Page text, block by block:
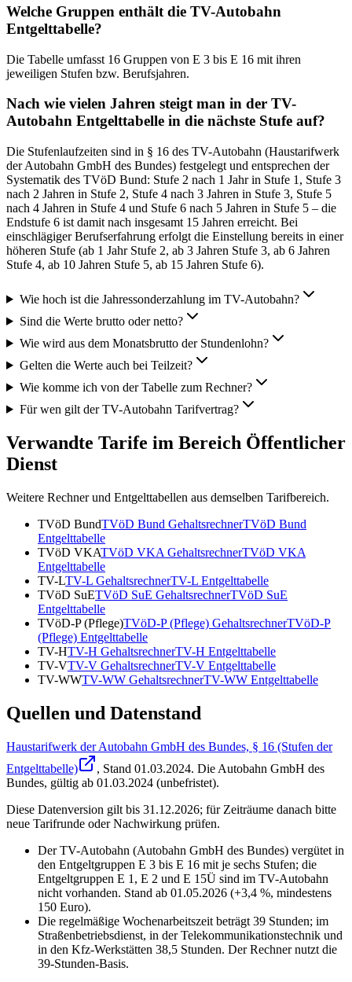
Welche Gruppen enthält die TV-Autobahn
Entgelttabelle?
Die Tabelle umfasst 16 Gruppen von E 3 bis E 16 mit ihren
jeweiligen Stufen bzw. Berufsjahren.
Nach wie vielen Jahren steigt man in der TV-
Autobahn Entgelttabelle in die nächste Stufe auf?
Die Stufenlaufzeiten sind in § 16 des TV-Autobahn (Haustarifwerk
der Autobahn GmbH des Bundes) festgelegt und entsprechen der
Systematik des TVöD Bund: Stufe 2 nach 1 Jahr in Stufe 1, Stufe 3
nach 2 Jahren in Stufe 2, Stufe 4 nach 3 Jahren in Stufe 3, Stufe 5
nach 4 Jahren in Stufe 4 und Stufe 6 nach 5 Jahren in Stufe 5 – die
Endstufe 6 ist damit nach insgesamt 15 Jahren erreicht. Bei
einschlägiger Berufserfahrung erfolgt die Einstellung bereits in einer
höheren Stufe (ab 1 Jahr Stufe 2, ab 3 Jahren Stufe 3, ab 6 Jahren
Stufe 4, ab 10 Jahren Stufe 5, ab 15 Jahren Stufe 6).
Wie hoch ist die Jahressonderzahlung im TV-Autobahn?
Sind die Werte brutto oder netto?
Wie wird aus dem Monatsbrutto der Stundenlohn?
Gelten die Werte auch bei Teilzeit?
Wie komme ich von der Tabelle zum Rechner?
Für wen gilt der TV-Autobahn Tarifvertrag?
Verwandte Tarife im Bereich Öffentlicher
Dienst
Weitere Rechner und Entgelttabellen aus demselben Tarifbereich.
TVöD BundTVöD Bund GehaltsrechnerTVöD Bund
Entgelttabelle
TVöD VKATVöD VKA GehaltsrechnerTVöD VKA
Entgelttabelle
TV-LTV-L GehaltsrechnerTV-L Entgelttabelle
TVöD SuETVöD SuE GehaltsrechnerTVöD SuE
Entgelttabelle
TVöD-P (Pflege)TVöD-P (Pflege) GehaltsrechnerTVöD-P
(Pflege) Entgelttabelle
TV-HTV-H GehaltsrechnerTV-H Entgelttabelle
TV-VTV-V GehaltsrechnerTV-V Entgelttabelle
TV-WWTV-WW GehaltsrechnerTV-WW Entgelttabelle
Quellen und Datenstand
Haustarifwerk der Autobahn GmbH des Bundes, § 16 (Stufen der
Entgelttabelle)
, Stand 01.03.2024. Die Autobahn GmbH des
Bundes, gültig ab 01.03.2024 (unbefristet).
Diese Datenversion gilt bis 31.12.2026; für Zeiträume danach bitte
neue Tarifrunde oder Nachwirkung prüfen.
Der TV-Autobahn (Autobahn GmbH des Bundes) vergütet in
den Entgeltgruppen E 3 bis E 16 mit je sechs Stufen; die
Entgeltgruppen E 1, E 2 und E 15Ü sind im TV-Autobahn
nicht vorhanden. Stand ab 01.05.2026 (+3,4 %, mindestens
150 Euro).
Die regelmäßige Wochenarbeitszeit beträgt 39 Stunden; im
Straßenbetriebsdienst, in der Telekommunikationstechnik und
in den Kfz-Werkstätten 38,5 Stunden. Der Rechner nutzt die
39-Stunden-Basis.